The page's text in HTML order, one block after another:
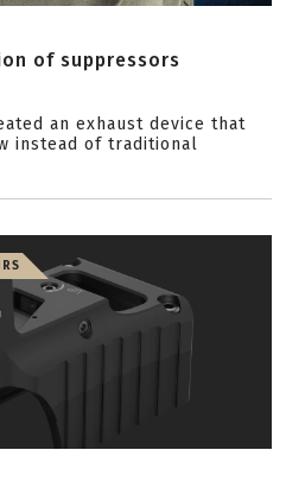
of suppressors
an exhaust device that
instead of traditional